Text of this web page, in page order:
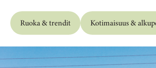
Ruoka & trendit Kotimaisuus &